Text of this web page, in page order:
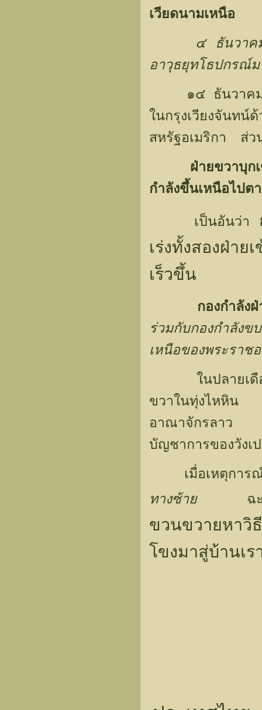
เวียดนามเหนือ
๔ ธันวาค
อาวุธยุทโธปกรณ์ม
๑๔ ธันวาคม ๒
ในกรุงเวียงจันท
สหรัฐอเมริกา ส่ว
ฝ่ายขวาบุก
กำลังขึ้นเหนือไป
เป็นอันว่า
เร่งทั้งสองฝ่า
เร็วขึ้น
กองกำลัง
ร่วมกับกองกำลังข
เหนือของพระรา
ในปลายเ
ขวาในทุ่งไหหิน
อาณาจักรลาว แ
บัญชาการของวังเ
เมื่อเหตุการณ์
ทางซ้ายฉะ
ขวนขวายหาวิ
โขงมาสู่บ้านเร